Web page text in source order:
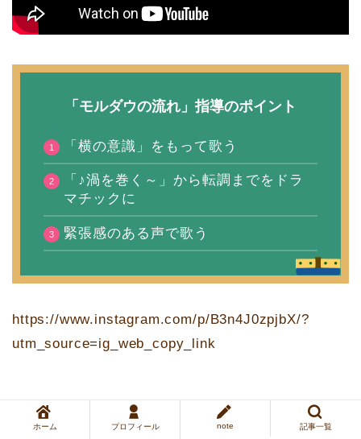
「モルダウの流れ」指導のポイント
「横の意識」をもって歌う
「♪渦を巻く～」から転調までをドラ
マチックに
緊張感のある声で歌う
https://www.instagram.com/p/B3n4J0zpjbX/?
utm_source=ig_web_copy_link
ホーム プロフィール note 記事一覧